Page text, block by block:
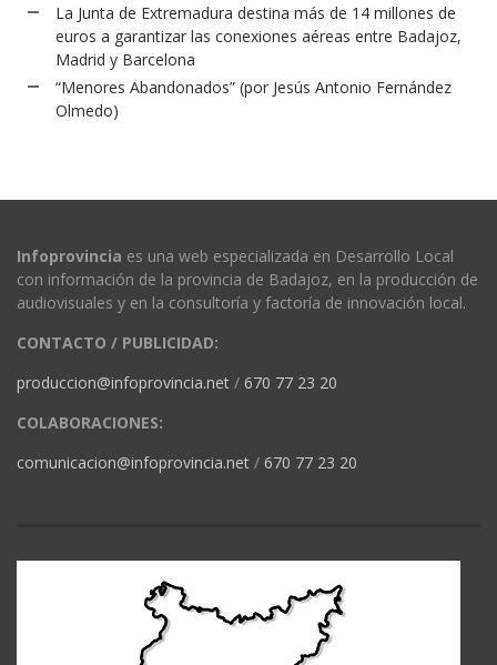
La Junta de Extremadura destina más de 14 millones de
euros a garantizar las conexiones aéreas entre Badajoz,
Madrid y Barcelona
“Menores Abandonados” (por Jesús Antonio Fernández
Olmedo)
Infoprovincia es una web especializada en Desarrollo Local
con información de la provincia de Badajoz, en la producción de
audiovisuales y en la consultoría y factoría de innovación local.
CONTACTO / PUBLICIDAD:
produccion@infoprovincia.net / 670 77 23 20
COLABORACIONES:
comunicacion@infoprovincia.net / 670 77 23 20